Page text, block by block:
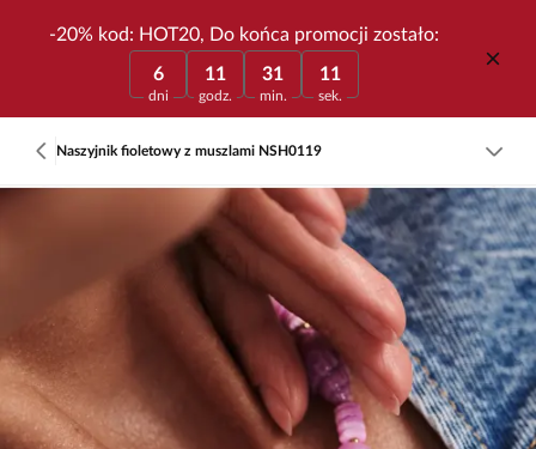
-20% kod: HOT20, Do końca promocji zostało:
6
dni
11
godz.
31
min.
11
sek.
Naszyjnik fioletowy z muszlami NSH0119